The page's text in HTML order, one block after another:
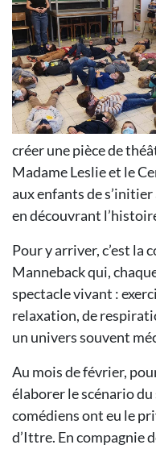
créer une pièce de
Madame Leslie et le
aux enfants de
en découvrant
Pour y arriver, c’est la
Manneback qui,
spectacle vivant :
relaxation, de
un univers souvent
Au mois de février,
élaborer le scénario
comédiens ont eu le
d’Ittre. En compagnie